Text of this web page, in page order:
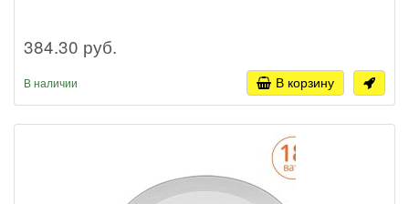
384.30 руб.
В наличии В корзину